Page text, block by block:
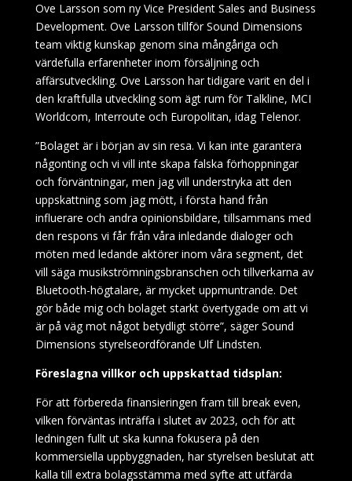
Ove Larsson som ny Vice President Sales and Business
Development. Ove Larsson tillför Sound Dimensions
team viktig kunskap genom sina mångåriga och
värdefulla erfarenheter inom försäljning och
affärsutveckling. Ove Larsson har tidigare varit en del i
den kraftfulla utveckling som ägt rum för Talkline, MCI
Worldcom, Interroute och Europolitan, idag Telenor.
”Bolaget är i början av sin resa. Vi kan inte garantera
någonting och vi vill inte skapa falska förhoppningar
och förväntningar, men jag vill understryka att den
uppskattning som jag mött, i första hand från
influerare och andra opinionsbildare, tillsammans med
den respons vi får från våra inledande dialoger och
möten med ledande aktörer inom våra segment, det
vill säga musikströmningsbranschen och tillverkarna av
Bluetooth-högtalare, är mycket uppmuntrande. Det
gör både mig och bolaget starkt övertygade om att vi
är på väg mot något betydligt större”, säger Sound
Dimensions styrelseordförande Ulf Lindsten.
Föreslagna villkor och uppskattad tidsplan:
För att förbereda finansieringen fram till break even,
vilken förväntas inträffa i slutet av 2023, och för att
ledningen fullt ut ska kunna fokusera på den
kommersiella uppbyggnaden, har styrelsen beslutat att
kalla till extra bolagsstämma med syfte att utfärda